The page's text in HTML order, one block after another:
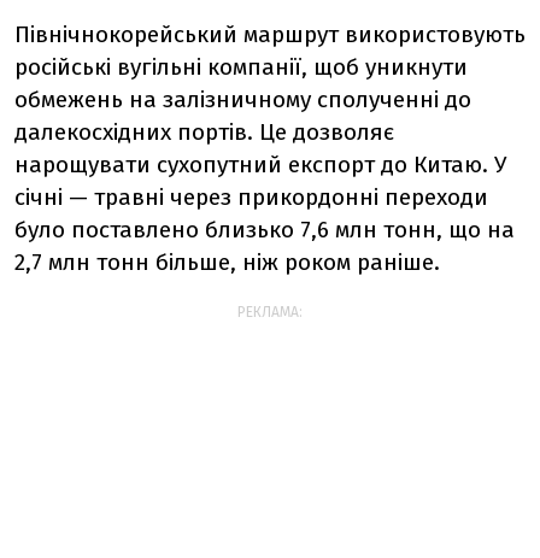
Північнокорейський маршрут використовують
російські вугільні компанії, щоб уникнути
обмежень на залізничному сполученні до
далекосхідних портів. Це дозволяє
нарощувати сухопутний експорт до Китаю. У
січні — травні через прикордонні переходи
було поставлено близько 7,6 млн тонн, що на
2,7 млн тонн більше, ніж роком раніше.
РЕКЛАМА: